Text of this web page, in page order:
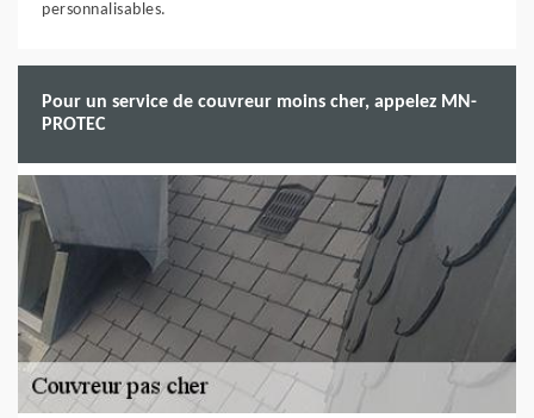
personnalisables.
Pour un service de couvreur moins cher, appelez MN-
PROTEC